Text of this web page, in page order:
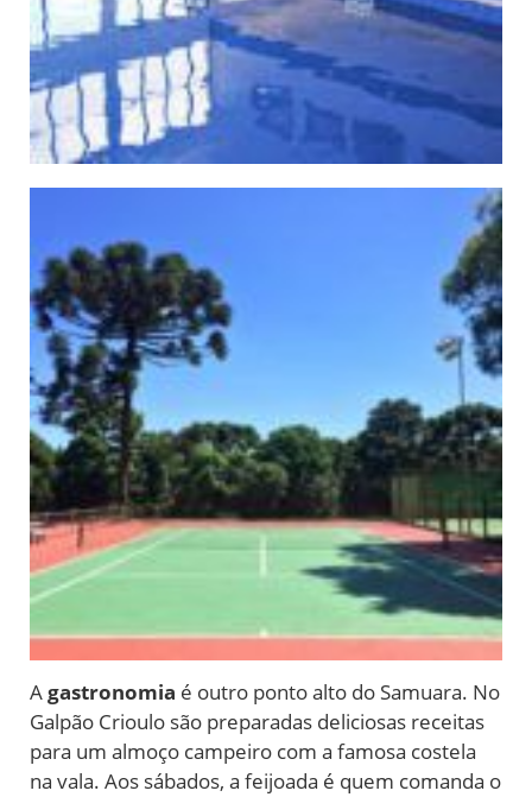
Agastronomia é outro ponto alto do Samuara. No
Galpão Crioulo são preparadas deliciosas receitas
para um almoço campeiro com a famosa costela
na vala. Aos sábados, a feijoada é quem comanda o